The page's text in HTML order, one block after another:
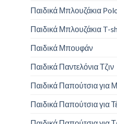
Παιδικά Μπλουζάκια
Παιδικά Μπλουζάκια T-
Παιδικά Μπουφάν
Παιδικά Παντελόνια Τζιν
Παιδικά Παπούτσια για
Παιδικά Παπούτσια για